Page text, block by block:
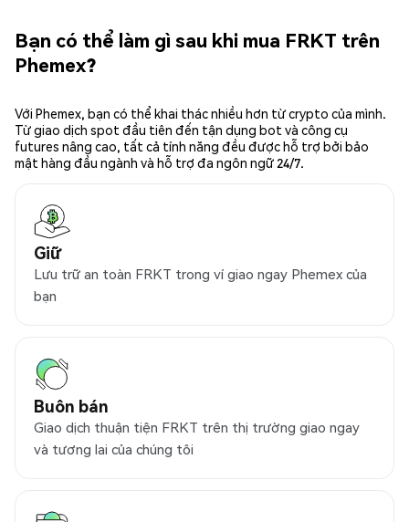
Bạn có thể làm gì sau khi mua FRKT trên
Phemex?
Với Phemex, bạn có thể khai thác nhiều hơn từ crypto của mình.
Từ giao dịch spot đầu tiên đến tận dụng bot và công cụ
futures nâng cao, tất cả tính năng đều được hỗ trợ bởi bảo
mật hàng đầu ngành và hỗ trợ đa ngôn ngữ 24/7.
Giữ
Lưu trữ an toàn FRKT trong ví giao ngay Phemex của
bạn
Buôn bán
Giao dịch thuận tiện FRKT trên thị trường giao ngay
và tương lai của chúng tôi